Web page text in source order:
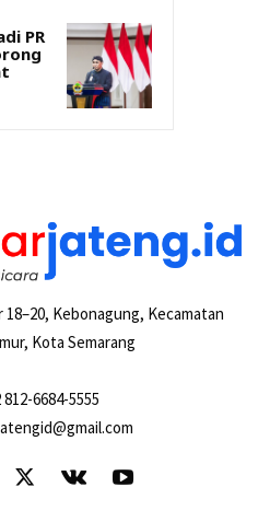
PR
Kebonagung, Kecamatan
Kota Semarang
812-6684-5555